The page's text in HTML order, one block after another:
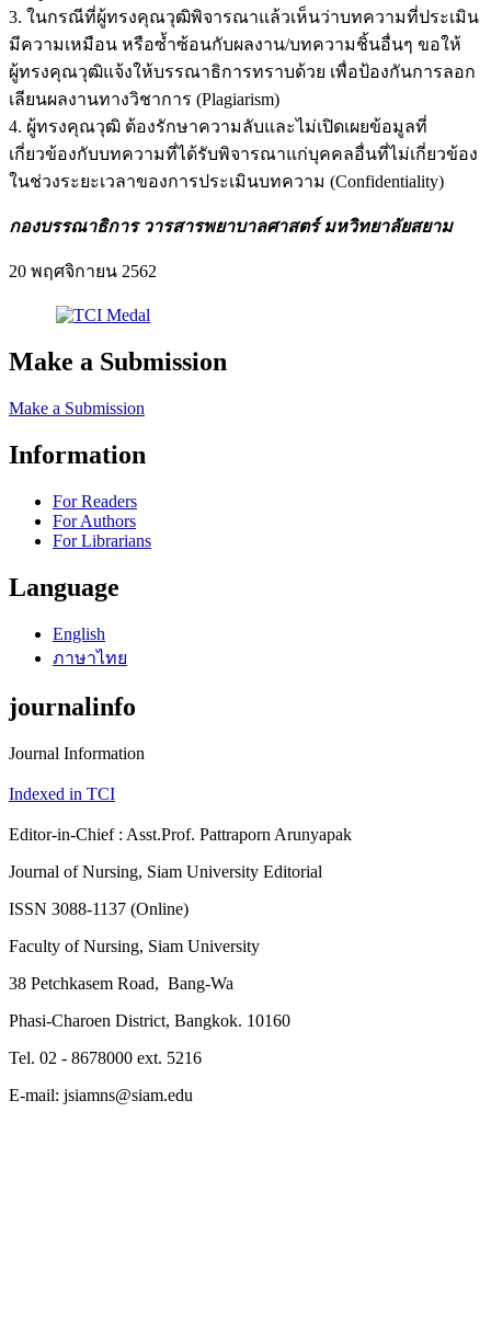
3. ในกรณีที่ผู้ทรงคุณวุฒิพิจารณาแล้วเห็นว่าบทความที่ประเมิน
มีความเหมือน หรือซ้ำซ้อนกับผลงาน/บทความชิ้นอื่นๆ ขอให้
ผู้ทรงคุณวุฒิแจ้งให้บรรณาธิการทราบด้วย เพื่อป้องกันการลอก
เลียนผลงานทางวิชาการ (Plagiarism)
4. ผู้ทรงคุณวุฒิ ต้องรักษาความลับและไม่เปิดเผยข้อมูลที่
เกี่ยวข้องกับบทความที่ได้รับพิจารณาแก่บุคคลอื่นที่ไม่เกี่ยวข้อง
ในช่วงระยะเวลาของการประเมินบทความ (Confidentiality)
กองบรรณาธิการ วารสารพยาบาลศาสตร์ มหวิทยาลัยสยาม
20 พฤศจิกายน 2562
Make a Submission
Make a Submission
Information
For Readers
For Authors
For Librarians
Language
English
ภาษาไทย
journalinfo
Journal Information
Indexed in TCI
Editor-in-Chief : Asst.Prof. Pattraporn Arunyapak
Journal of Nursing, Siam University Editorial
ISSN 3088-1137 (Online)
Faculty of Nursing, Siam University
38 Petchkasem Road, Bang-Wa
Phasi-Charoen District, Bangkok. 10160
Tel. 02 - 8678000 ext. 5216
E-mail: jsiamns@siam.edu